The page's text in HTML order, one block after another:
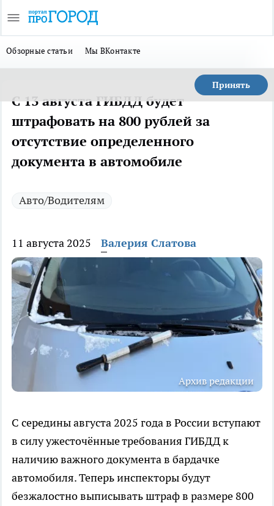
Обзорные статьи Мы ВКонтакте
Принять
С 13 августа ГИБДД будет
штрафовать на 800 рублей за
отсутствие определенного
документа в автомобиле
Авто/Водителям
11 августа 2025 Валерия Слатова
Архив редакции
С середины августа 2025 года в России вступают
в силу ужесточённые требования ГИБДД к
наличию важного документа в бардачке
автомобиля. Теперь инспекторы будут
безжалостно выписывать штраф в размере 800